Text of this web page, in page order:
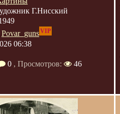
Г.Нисский
Povar_gunsVIP
06:38
0 , Просмотров:
46